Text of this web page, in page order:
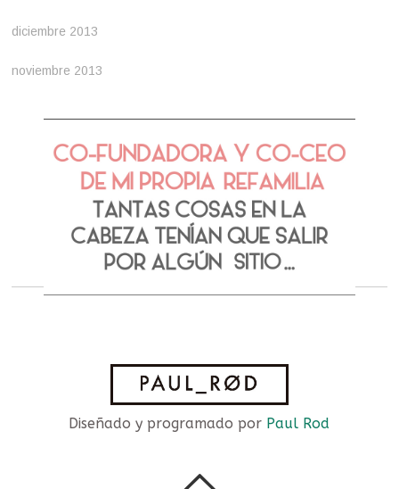
diciembre 2013
noviembre 2013
Diseñado y programado por Paul Rod